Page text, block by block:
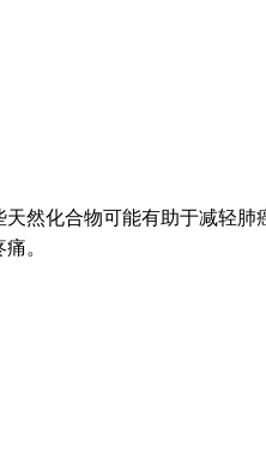
然化合物可能有助于减轻肺
。